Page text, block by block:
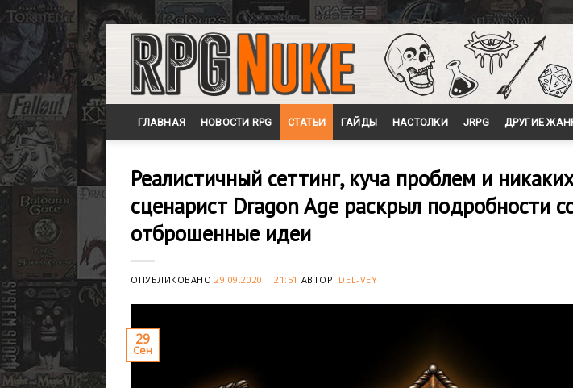
Skip
content
ГЛАВНАЯ НОВОСТИ RPG СТАТЬИ ГАЙДЫ НАСТОЛКИ JRPG ДРУГИЕ
Реалистичный сеттинг, куча проблем и
сценарист Dragon Age раскрыл подробности
отброшенные идеи
ОПУБЛИКОВАНО29.09.2020 | 21:51 АВТОР: DEL-VEY
29
Сен